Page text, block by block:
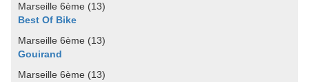
Marseille 6ème (13)
Best Of Bike
Marseille 6ème (13)
Gouirand
Marseille 6ème (13)